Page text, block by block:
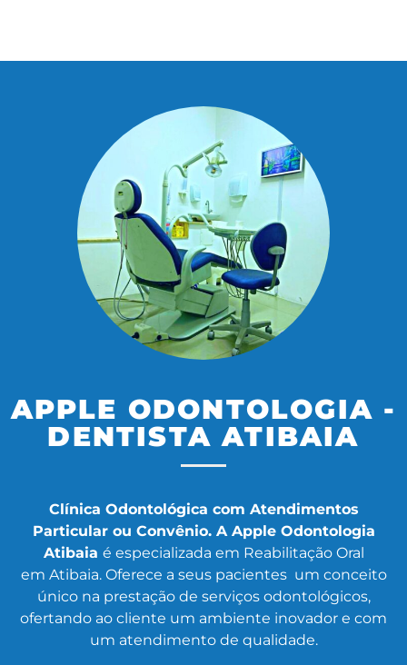
APPLE ODONTOLOGIA -
DENTISTA ATIBAIA
Clínica Odontológica com Atendimentos
Particular ou Convênio. A Apple Odontologia
Atibaia é especializada em Reabilitação Oral
em Atibaia. Oferece a seus pacientes um conceito
único na prestação de serviços odontológicos,
ofertando ao cliente um ambiente inovador e com
um atendimento de qualidade.